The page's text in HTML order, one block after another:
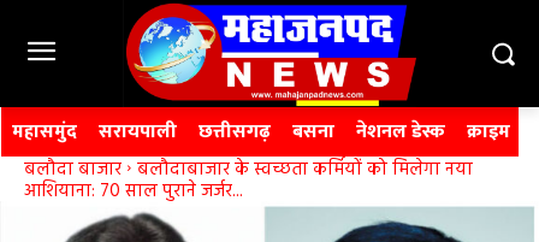
महासमुंद सरायपाली छत्तीसगढ़ बसना नेशनल डेस्क क्राइम
बलौदा बाजार बलौदाबाजार के स्वच्छता कर्मियों को मिलेगा नया
आशियाना: 70 साल पुराने जर्जर...